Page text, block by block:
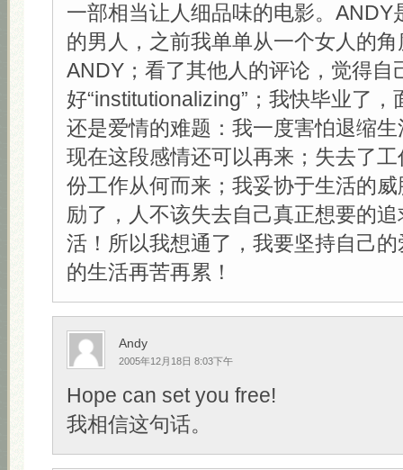
一部相当让人细品味的电影。ANDY
的男人，之前我单单从一个女人的
ANDY；看了其他人的评论，觉得自
好“institutionalizing”；我快毕业了，
还是爱情的难题：我一度害怕退缩
现在这段感情还可以再来；失去了
份工作从何而来；我妥协于生活的
励了，人不该失去自己真正想要的
活！所以我想通了，我要坚持自己
的生活再苦再累！
Andy
2005年12月18日 8:03下午
Hope can set you free!
我相信这句话。